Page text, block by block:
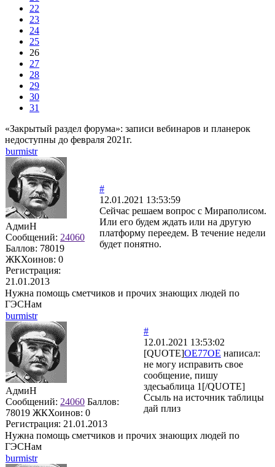
22
23
24
25
26
27
28
29
30
31
«Закрытый раздел форума»: записи вебинаров и планерок
недоступны до февраля 2021г.
burmistr
АдмиН
Сообщений: 24060
Баллов: 78019
ЖКХоинов: 0
Регистрация:
21.01.2013
#
12.01.2021 13:53:59
Сейчас решаем вопрос с Мираполисом.
Или его будем ждать или на другую
платформу переедем. В течение недели
будет понятно.
Нужна помощь сметчиков и прочих знающих людей по
ГЭСНам
burmistr
АдмиН
Сообщений: 24060 Баллов:
78019 ЖКХоинов: 0
Регистрация: 21.01.2013
#
12.01.2021 13:53:02
[QUOTE]OE77OE написал:
не могу исправить свое
сообщение, пишу
здесьаблица 1[/QUOTE]
Ссыль на источник таблицы
дай плиз
Нужна помощь сметчиков и прочих знающих людей по
ГЭСНам
burmistr